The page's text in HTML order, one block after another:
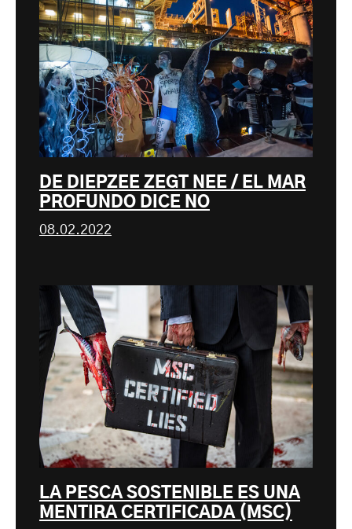
DE DIEPZEE ZEGT NEE / EL MAR
PROFUNDO DICE NO
08.02.2022
LA PESCA SOSTENIBLE ES UNA
MENTIRA CERTIFICADA (MSC)